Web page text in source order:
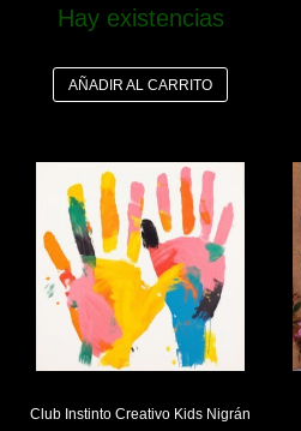
Hay existencias
AÑADIR AL CARRITO
Club Instinto Creativo Kids Nigrán